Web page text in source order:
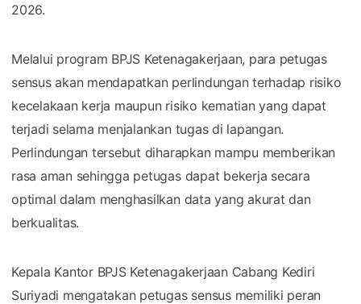
2026.
Melalui program BPJS Ketenagakerjaan, para petugas
sensus akan mendapatkan perlindungan terhadap risiko
kecelakaan kerja maupun risiko kematian yang dapat
terjadi selama menjalankan tugas di lapangan.
Perlindungan tersebut diharapkan mampu memberikan
rasa aman sehingga petugas dapat bekerja secara
optimal dalam menghasilkan data yang akurat dan
berkualitas.
Kepala Kantor BPJS Ketenagakerjaan Cabang Kediri
Suriyadi mengatakan petugas sensus memiliki peran